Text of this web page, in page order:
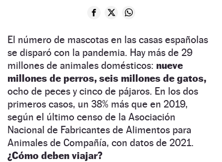
El número de mascotas en las casas españolas
se disparó con la pandemia. Hay más de 29
millones de animales domésticos: nueve
millones de perros, seis millones de gatos,
ocho de peces y cinco de pájaros. En los dos
primeros casos, un 38% más que en 2019,
según el último censo de la Asociación
Nacional de Fabricantes de Alimentos para
Animales de Compañía, con datos de 2021.
¿Cómo deben viajar?